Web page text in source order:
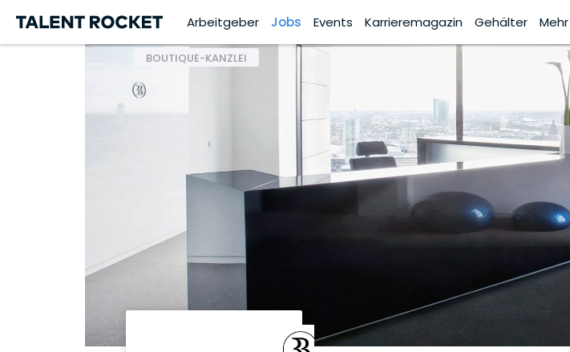
Arbeitgeber Jobs Events Karrieremagazin Gehälter Mehr
BOUTIQUE-KANZLEI